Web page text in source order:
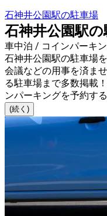
石神井公園駅の駐車場
石神井公園駅
車中泊 / コインパーキ
石神井公園駅の駐車場
会議などの用事を済ま
る駐車場まで多数掲載
ンパーキングを予約す
(続く)